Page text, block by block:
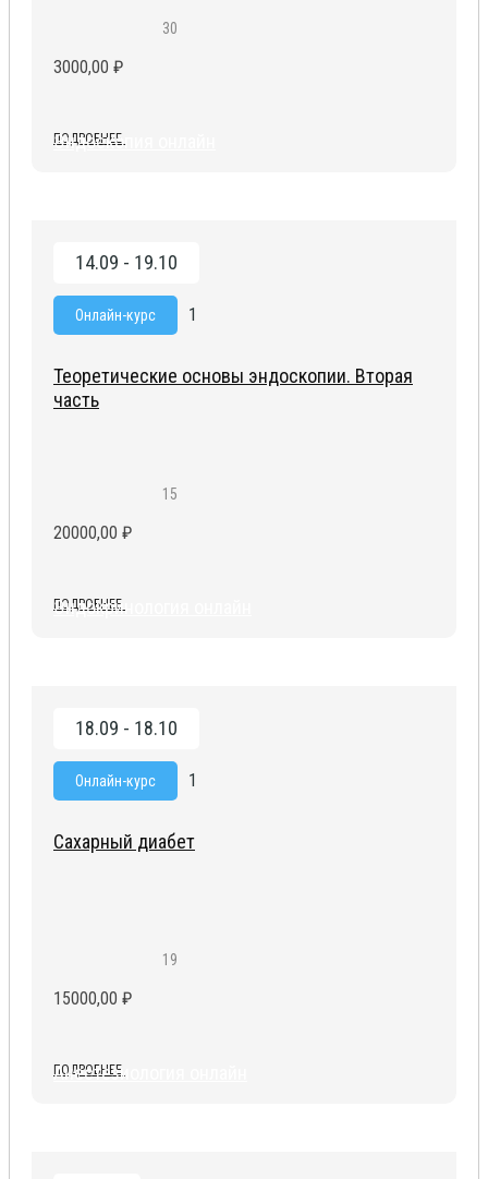
30
3000,00 ₽
ПОДРОБНЕЕ
14.09 - 19.10
Онлайн-курс 1
15
Эндоскопия онлайн
Теоретические основы эндоскопии. Вторая
часть
20000,00 ₽
ПОДРОБНЕЕ
18.09 - 18.10
Онлайн-курс 1
19
Эндокринология онлайн
Сахарный диабет
15000,00 ₽
ПОДРОБНЕЕ
Анестезиология онлайн